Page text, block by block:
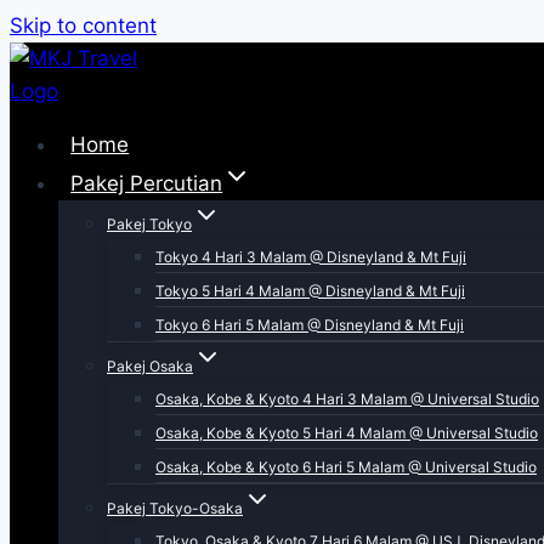
Skip to content
Home
Pakej Percutian
Pakej Tokyo
Tokyo 4 Hari 3 Malam @ Disneyland & Mt Fuji
Tokyo 5 Hari 4 Malam @ Disneyland & Mt Fuji
Tokyo 6 Hari 5 Malam @ Disneyland & Mt Fuji
Pakej Osaka
Osaka, Kobe & Kyoto 4 Hari 3 Malam @ Universal Studio
Osaka, Kobe & Kyoto 5 Hari 4 Malam @ Universal Studio
Osaka, Kobe & Kyoto 6 Hari 5 Malam @ Universal Studio
Pakej Tokyo-Osaka